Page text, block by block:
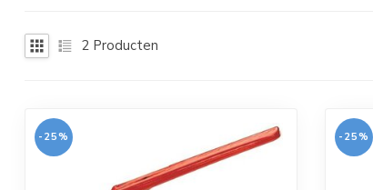
2 Producten
-25% -25%